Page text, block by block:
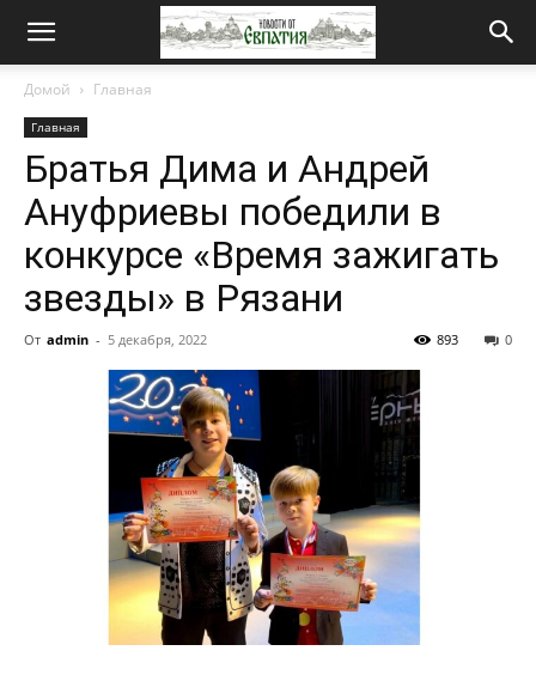
Новости
Домой Главная
Главная
Братья Дима и Андрей
Ануфриевы победили в
конкурсе «Время зажигать
звезды» в Рязани
От admin - 5 декабря, 2022 0
893